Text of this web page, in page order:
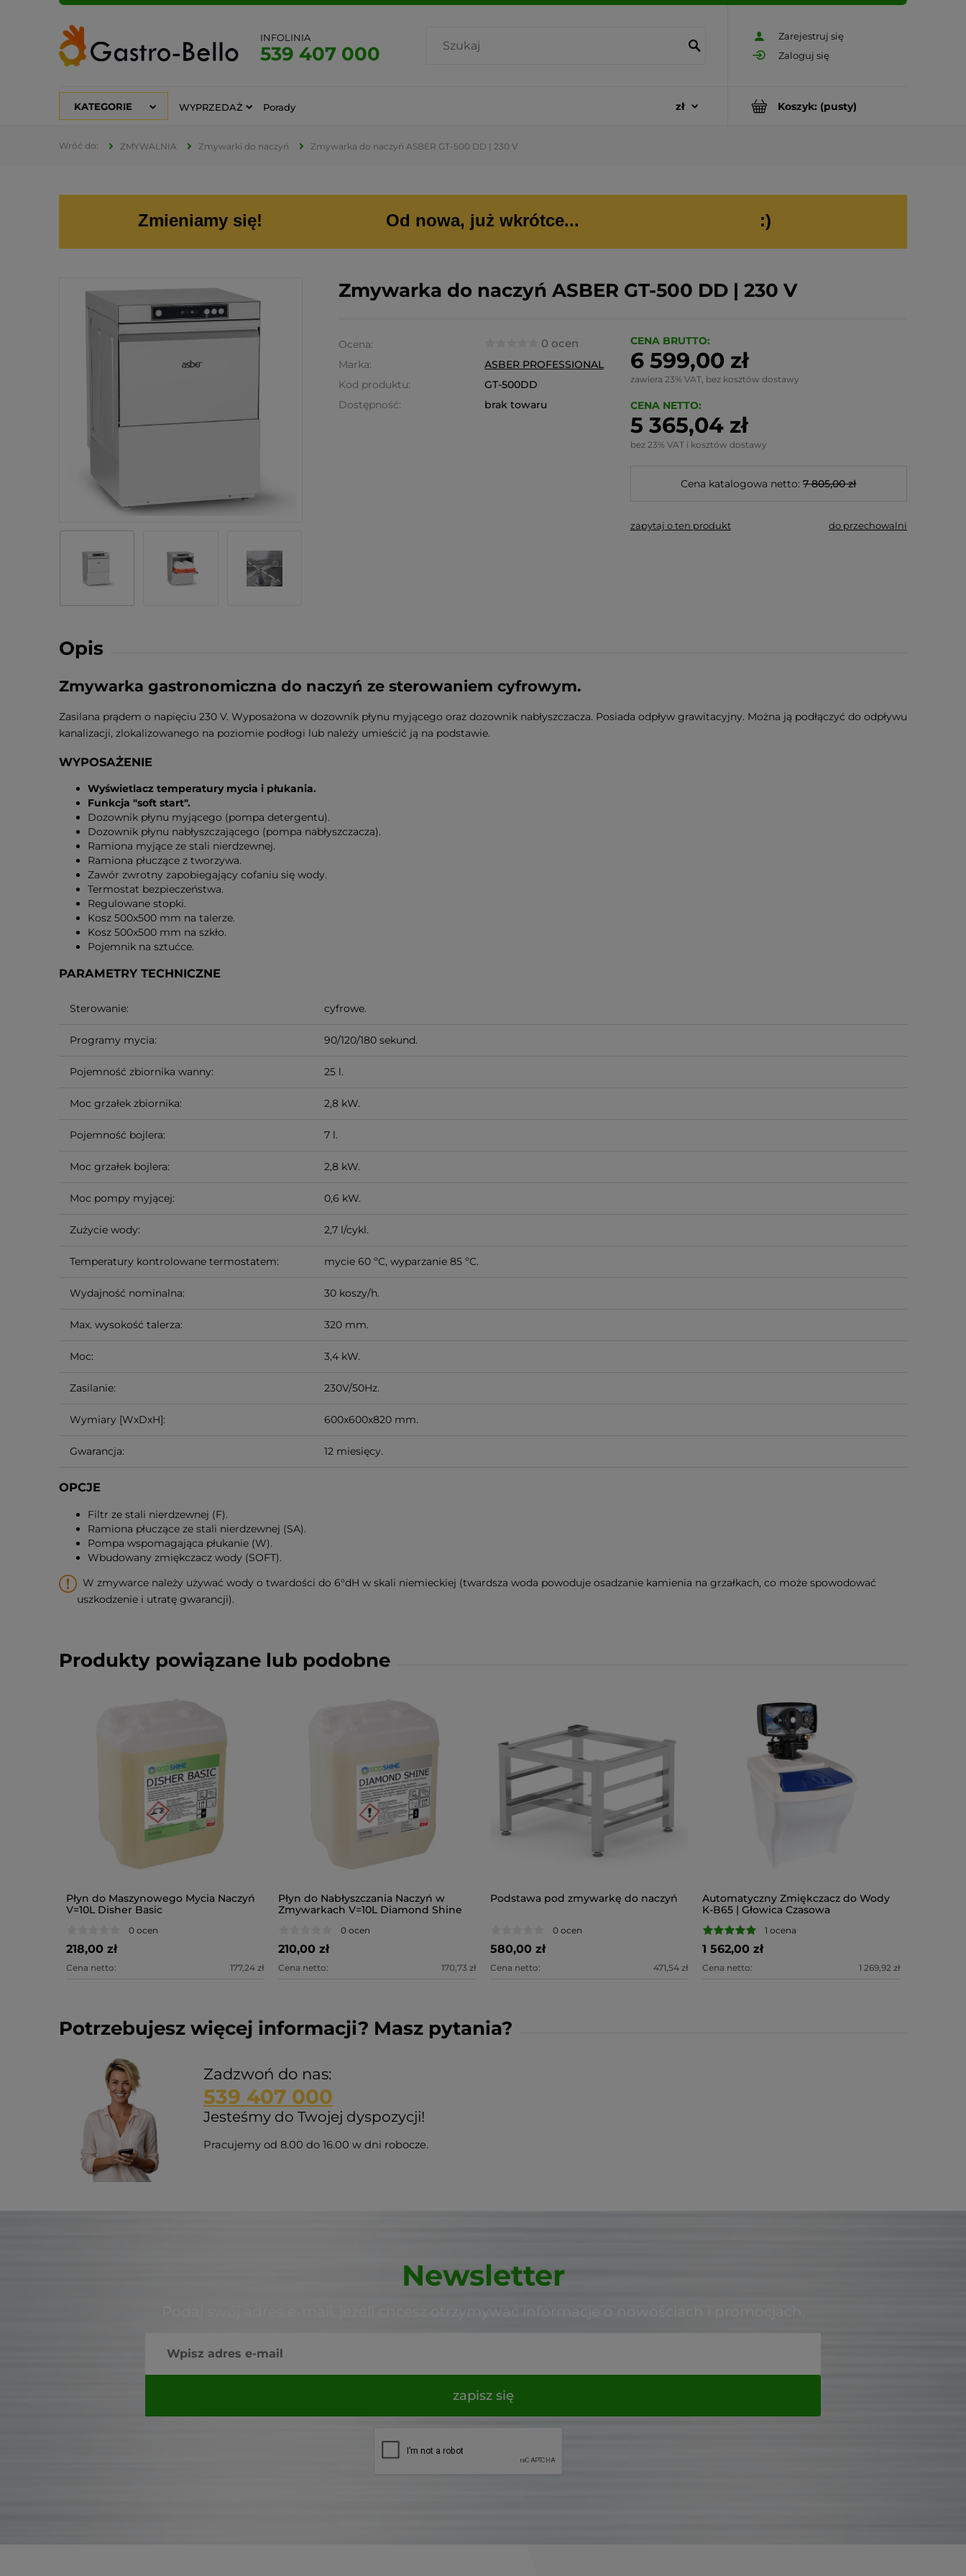
Zarejestruj się
Zaloguj się
INFOLINIA
539 407 000
Koszyk: (pusty)
KATEGORIE WYPRZEDAŻ Porady
ZMYWALNIA Zmywarki do naczyń Zmywarka do naczyń ASBER GT-500 DD | 230 V
Zmieniamy się! Od nowa, już wkrótce... :)
Zmywarka do naczyń ASBER GT-500 DD | 230 V
Ocena: 0 ocen
Marka:
ASBER PROFESSIONAL
Kod produktu:
GT-500DD
Dostępność:
brak towaru
CENA BRUTTO:
6 599,00 zł
zawiera 23% VAT, bez kosztów dostawy
CENA NETTO:
5 365,04 zł
bez 23% VAT i kosztów dostawy
Cena katalogowa netto: 7 805,00 zł
zapytaj o ten produkt do przechowalni
Opis
Zmywarka gastronomiczna do naczyń ze sterowaniem cyfrowym.
Zasilana prądem o napięciu 230 V. Wyposażona w dozownik płynu myjącego oraz dozownik nabłyszczacza. Posiada odpływ grawitacyjny. Można ją podłączyć do odpływu
kanalizacji, zlokalizowanego na poziomie podłogi lub należy umieścić ją na podstawie.
WYPOSAŻENIE
Wyświetlacz temperatury mycia i płukania.
Funkcja "soft start".
Dozownik płynu myjącego (pompa detergentu).
Dozownik płynu nabłyszczającego (pompa nabłyszczacza).
Ramiona myjące ze stali nierdzewnej.
Ramiona płuczące z tworzywa.
Zawór zwrotny zapobiegający cofaniu się wody.
Termostat bezpieczeństwa.
Regulowane stopki.
Kosz 500x500 mm na talerze.
Kosz 500x500 mm na szkło.
Pojemnik na sztućce.
PARAMETRY TECHNICZNE
Sterowanie: cyfrowe.
Programy mycia: 90/120/180 sekund.
Pojemność zbiornika wanny: 25 l.
Moc grzałek zbiornika: 2,8 kW.
Pojemność bojlera: 7 l.
Moc grzałek bojlera: 2,8 kW.
Moc pompy myjącej: 0,6 kW.
Zużycie wody: 2,7 l/cykl.
Temperatury kontrolowane termostatem: mycie 60 ºC, wyparzanie 85 ºC.
Wydajność nominalna: 30 koszy/h.
Max. wysokość talerza: 320 mm.
Moc: 3,4 kW.
Zasilanie: 230V/50Hz.
Wymiary [WxDxH]: 600x600x820 mm.
Gwarancja: 12 miesięcy.
OPCJE
Filtr ze stali nierdzewnej (F).
Ramiona płuczące ze stali nierdzewnej (SA).
Pompa wspomagająca płukanie (W).
Wbudowany zmiękczacz wody (SOFT).
W zmywarce należy używać wody o twardości do 6°dH w skali niemieckiej (twardsza woda powoduje osadzanie kamienia na grzałkach, co może spowodować
uszkodzenie i utratę gwarancji).
Produkty powiązane lub podobne
Płyn do Maszynowego Mycia Naczyń
V=10L Disher Basic
0 ocen
218,00 zł
Cena netto: 177,24 zł
Płyn do Nabłyszczania Naczyń w
Zmywarkach V=10L Diamond Shine
0 ocen
210,00 zł
Cena netto: 170,73 zł
Podstawa pod zmywarkę do naczyń
0 ocen
580,00 zł
Cena netto: 471,54 zł
Automatyczny Zmiękczacz do Wody
K-B65 | Głowica Czasowa
1 ocena
1 562,00 zł
Cena netto: 1 269,92 zł
Potrzebujesz więcej informacji? Masz pytania?
Zadzwoń do nas:
539 407 000
Jesteśmy do Twojej dyspozycji!
Pracujemy od 8.00 do 16.00 w dni robocze.
Newsletter
Podaj swój adres e-mail, jeżeli chcesz otrzymywać informacje o nowościach i promocjach.
zapisz się